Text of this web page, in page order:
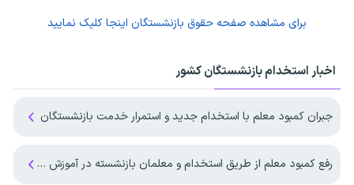
برای مشاهده صفحه حقوق بازنشستگان اینجا کلیک نمایید
اخبار استخدام بازنشستگان کشور
جبران کمبود معلم با استخدام جدید و استمرار خدمت بازنشستگان
رفع کمبود معلم از طریق استخدام و معلمان بازنشسته در آموزش و پرورش